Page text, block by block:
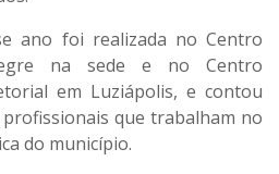
ano foi realizada no Centro
na sede e no Centro
em Luziápolis, e contou
que trabalham no
do município.